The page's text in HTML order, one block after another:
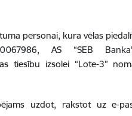
personai, kura vēlas
AS “SEB
tiesību izsolei “Lote-3”
uzdot, rakstot uz e-